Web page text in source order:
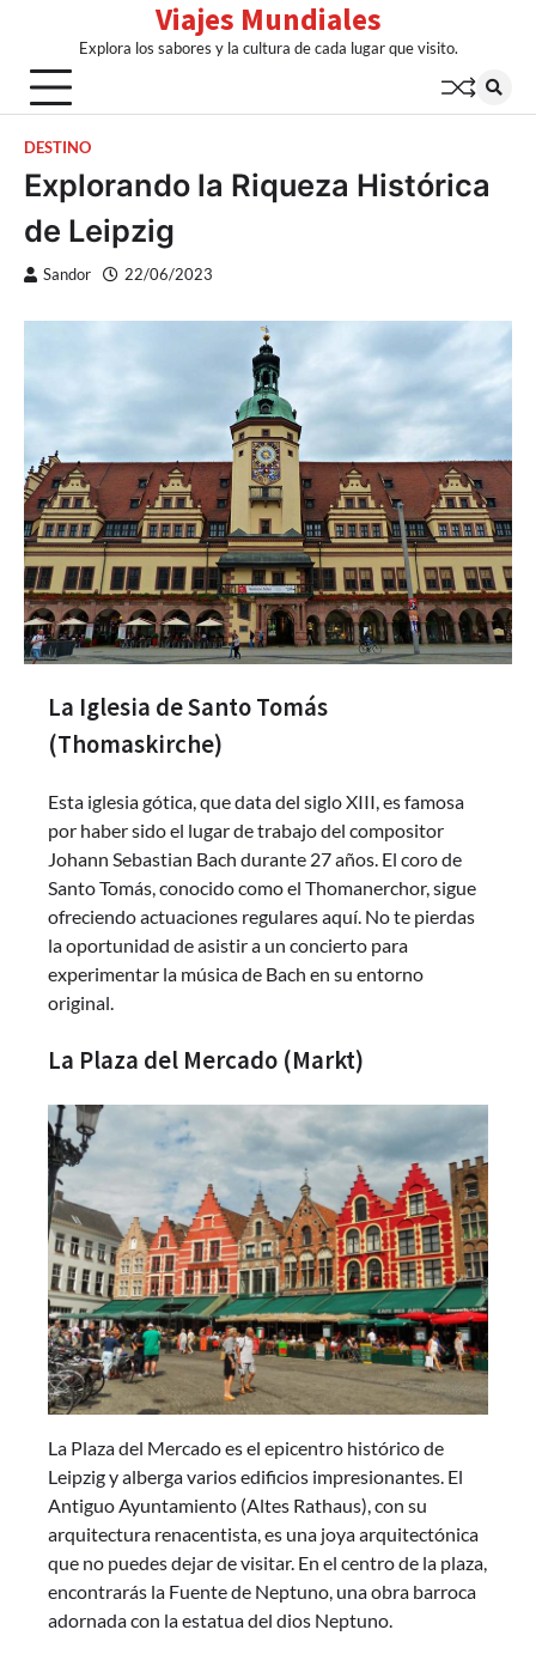
content
Viajes Mundiales
Explora los sabores y la cultura de cada lugar que visito.
DESTINO
Explorando la Riqueza Histórica
de Leipzig
Sandor 22/06/2023
La Iglesia de Santo Tomás
(Thomaskirche)
Esta iglesia gótica, que data del siglo XIII, es famosa
por haber sido el lugar de trabajo del compositor
Johann Sebastian Bach durante 27 años. El coro de
Santo Tomás, conocido como el Thomanerchor, sigue
ofreciendo actuaciones regulares aquí. No te pierdas
la oportunidad de asistir a un concierto para
experimentar la música de Bach en su entorno
original.
La Plaza del Mercado (Markt)
La Plaza del Mercado es el epicentro histórico de
Leipzig y alberga varios edificios impresionantes. El
Antiguo Ayuntamiento (Altes Rathaus), con su
arquitectura renacentista, es una joya arquitectónica
que no puedes dejar de visitar. En el centro de la plaza,
encontrarás la Fuente de Neptuno, una obra barroca
adornada con la estatua del dios Neptuno.